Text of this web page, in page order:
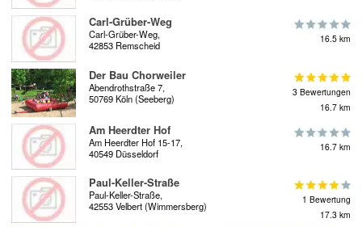
Carl-Grüber-Weg
Carl-Grüber-Weg,
42853 Remscheid
16.5 km
Der Bau Chorweiler
Abendrothstraße 7,
50769 Köln (Seeberg)
3 Bewertungen
16.7 km
Am Heerdter Hof
Am Heerdter Hof 15-17,
40549 Düsseldorf
16.7 km
Paul-Keller-Straße
Paul-Keller-Straße,
42553 Velbert (Wimmersberg)
1 Bewertung
17.3 km